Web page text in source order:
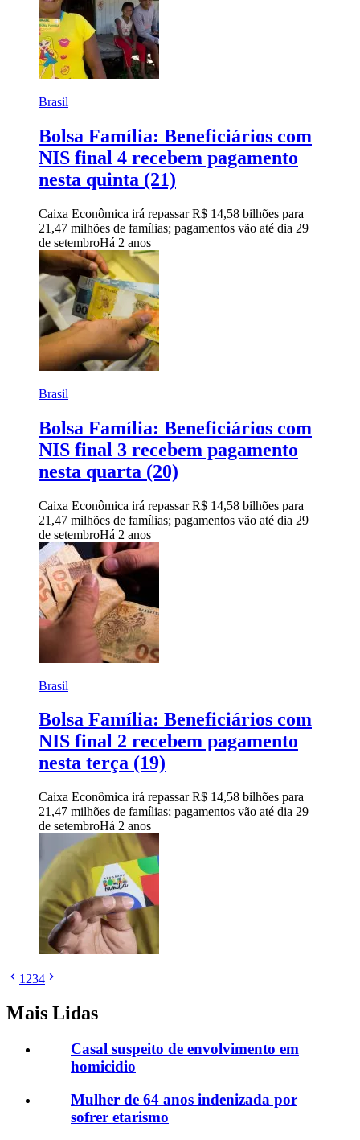
Brasil
Bolsa Família: Beneficiários com
NIS final 4 recebem pagamento
nesta quinta (21)
Caixa Econômica irá repassar R$ 14,58 bilhões para
21,47 milhões de famílias; pagamentos vão até dia 29
de setembroHá 2 anos
Brasil
Bolsa Família: Beneficiários com
NIS final 3 recebem pagamento
nesta quarta (20)
Caixa Econômica irá repassar R$ 14,58 bilhões para
21,47 milhões de famílias; pagamentos vão até dia 29
de setembroHá 2 anos
Brasil
Bolsa Família: Beneficiários com
NIS final 2 recebem pagamento
nesta terça (19)
Caixa Econômica irá repassar R$ 14,58 bilhões para
21,47 milhões de famílias; pagamentos vão até dia 29
de setembroHá 2 anos
1 234
Mais Lidas
Casal suspeito de envolvimento em
homicidio
Mulher de 64 anos indenizada por
sofrer etarismo